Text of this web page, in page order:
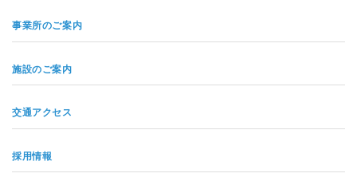
事業所のご案内
施設のご案内
交通アクセス
採用情報